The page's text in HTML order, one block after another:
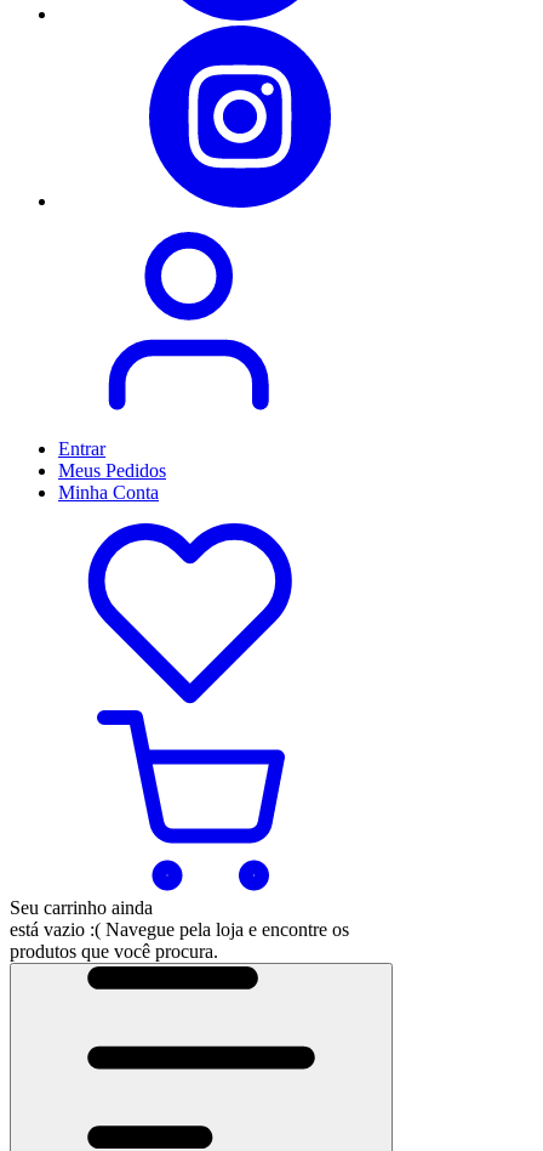
Entrar
Meus Pedidos
Minha Conta
Seu carrinho ainda
está vazio :( Navegue pela loja e encontre os
produtos que você procura.